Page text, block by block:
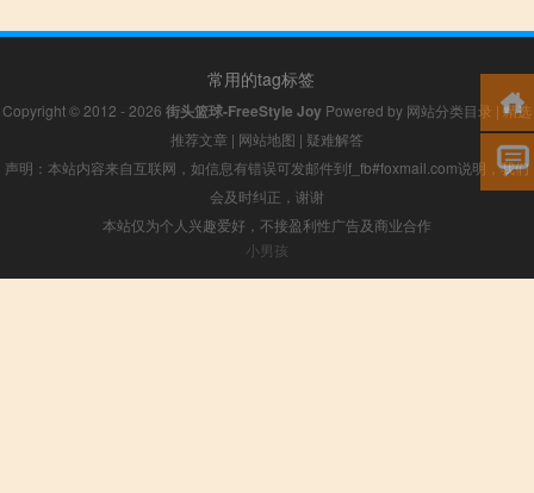
常用的tag标签
Copyright © 2012 - 2026 街头篮球-FreeStyle Joy Powered by 网站分类目录 |精选
推荐文章 | 网站地图 | 疑难解答
声明：本站内容来自互联网，如信息有错误可发邮件到f_fb#foxmail.com说明，我们
会及时纠正，谢谢
本站仅为个人兴趣爱好，不接盈利性广告及商业合作
小男孩